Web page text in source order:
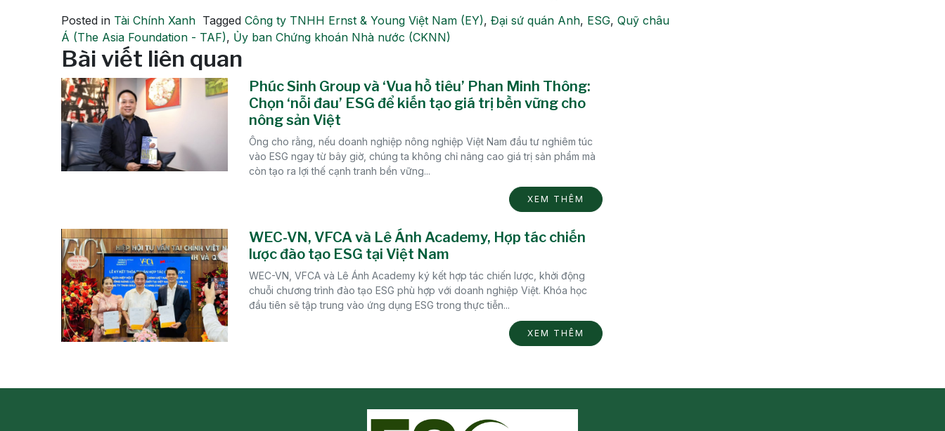
Posted in Tài Chính Xanh Tagged Công ty TNHH Ernst & Young Việt Nam (EY), Đại sứ quán Anh, ESG, Quỹ châu
Á (The Asia Foundation - TAF), Ủy ban Chứng khoán Nhà nước (CKNN)
Bài viết liên quan
Phúc Sinh Group và ‘Vua hồ tiêu’ Phan Minh Thông:
Chọn ‘nỗi đau’ ESG để kiến tạo giá trị bền vững cho
nông sản Việt
Ông cho rằng, nếu doanh nghiệp nông nghiệp Việt Nam đầu tư nghiêm túc
vào ESG ngay từ bây giờ, chúng ta không chỉ nâng cao giá trị sản phẩm mà
còn tạo ra lợi thế cạnh tranh bền vững...
XEM THÊM
WEC-VN, VFCA và Lê Ánh Academy, Hợp tác chiến
lược đào tạo ESG tại Việt Nam
WEC-VN, VFCA và Lê Ánh Academy ký kết hợp tác chiến lược, khởi động
chuỗi chương trình đào tạo ESG phù hợp với doanh nghiệp Việt. Khóa học
đầu tiên sẽ tập trung vào ứng dụng ESG trong thực tiễn...
XEM THÊM